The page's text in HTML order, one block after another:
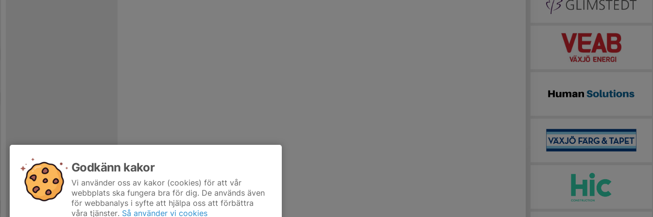
Godkänn kakor
Vi använder oss av kakor (cookies) för att vår
webbplats ska fungera bra för dig. De används även
för webbanalys i syfte att hjälpa oss att förbättra
våra tjänster. Så använder vi cookies